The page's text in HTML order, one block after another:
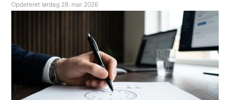
Opdateret lørdag 28. mar 2026